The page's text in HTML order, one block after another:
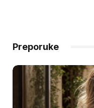
Preporuke